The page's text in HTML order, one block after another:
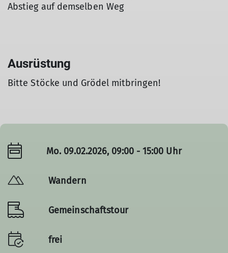
Abstieg auf demselben Weg
Ausrüstung
Bitte Stöcke und Grödel mitbringen!
Mo. 09.02.2026, 09:00 - 15:00 Uhr
Wandern
Gemeinschaftstour
frei